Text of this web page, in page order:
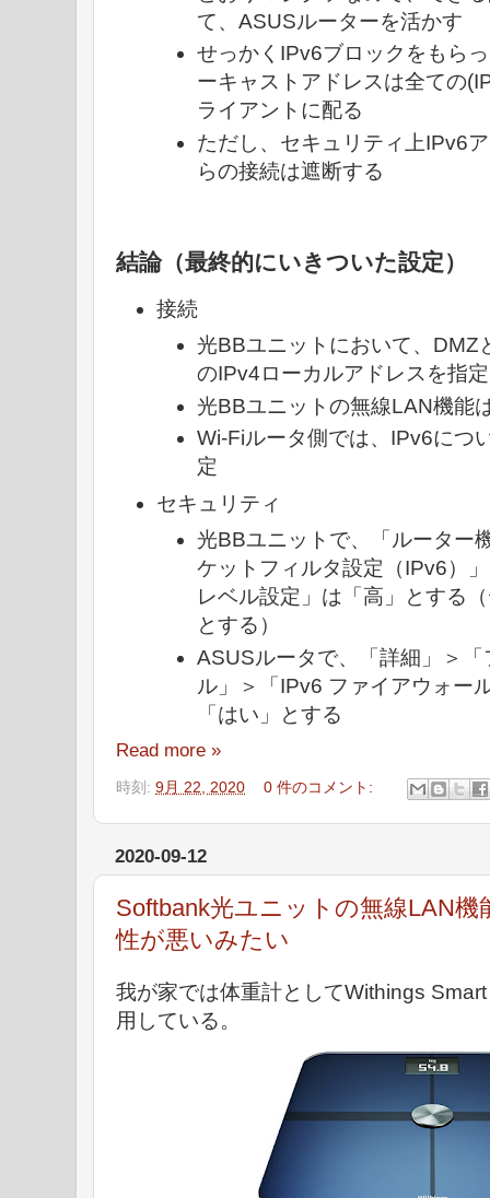
て、ASUSルーターを活かす
せっかくIPv6ブロックをもら
ーキャストアドレスは全ての
ライアントに配る
ただし、セキュリティ上IPv6
らの接続は遮断する
結論（最終的にいきついた設定）
接続
光BBユニットにおいて、DMZ
のIPv4ローカルアドレスを指定
光BBユニットの無線LAN機能
Wi-Fiルータ側では、IPv6につ
定
セキュリティ
光BBユニットで、「ルーター
ケットフィルタ設定（IPv6）
レベル設定」は「高」とする
とする）
ASUSルータで、「詳細」＞
ル」＞「IPv6 ファイアウォー
「はい」とする
Read more »
時刻: 9月 22, 2020 0 件のコメント:
2020-09-12
Softbank光ユニットの無線LAN機
性が悪いみたい
我が家では体重計としてWithings
用している。